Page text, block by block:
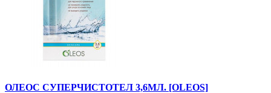
ОЛЕОС СУПЕРЧИСТОТЕЛ 3,6МЛ. [OLEOS]